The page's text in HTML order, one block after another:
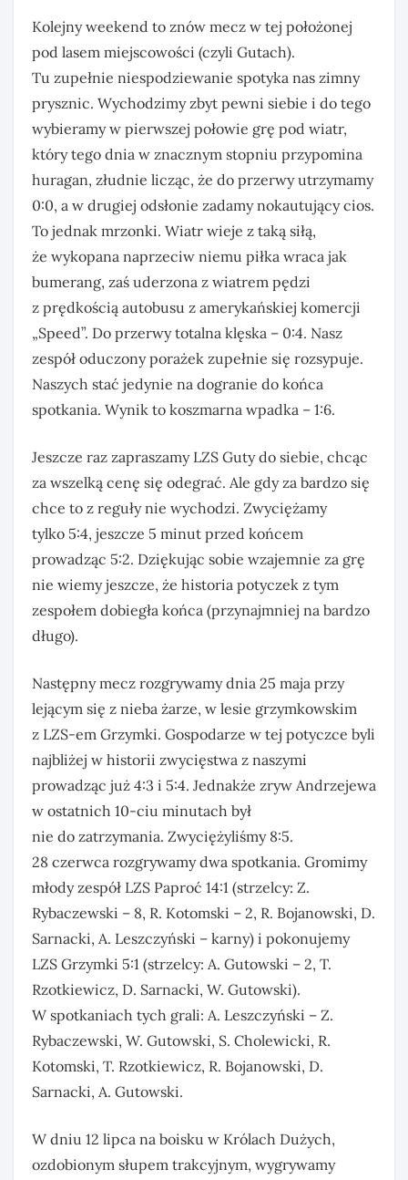
Kolejny weekend to znów mecz w tej położonej
pod lasem miejscowości (czyli Gutach).
Tu zupełnie niespodziewanie spotyka nas zimny
prysznic. Wychodzimy zbyt pewni siebie i do tego
wybieramy w pierwszej połowie grę pod wiatr,
który tego dnia w znacznym stopniu przypomina
huragan, złudnie licząc, że do przerwy utrzymamy
0:0, a w drugiej odsłonie zadamy nokautujący cios.
To jednak mrzonki. Wiatr wieje z taką siłą,
że wykopana naprzeciw niemu piłka wraca jak
bumerang, zaś uderzona z wiatrem pędzi
z prędkością autobusu z amerykańskiej komercji
„Speed”. Do przerwy totalna klęska – 0:4. Nasz
zespół oduczony porażek zupełnie się rozsypuje.
Naszych stać jedynie na dogranie do końca
spotkania. Wynik to koszmarna wpadka – 1:6.
Jeszcze raz zapraszamy LZS Guty do siebie, chcąc
za wszelką cenę się odegrać. Ale gdy za bardzo się
chce to z reguły nie wychodzi. Zwyciężamy
tylko 5:4, jeszcze 5 minut przed końcem
prowadząc 5:2. Dziękując sobie wzajemnie za grę
nie wiemy jeszcze, że historia potyczek z tym
zespołem dobiegła końca (przynajmniej na bardzo
długo).
Następny mecz rozgrywamy dnia 25 maja przy
lejącym się z nieba żarze, w lesie grzymkowskim
z LZS-em Grzymki. Gospodarze w tej potyczce byli
najbliżej w historii zwycięstwa z naszymi
prowadząc już 4:3 i 5:4. Jednakże zryw Andrzejewa
w ostatnich 10-ciu minutach był
nie do zatrzymania. Zwyciężyliśmy 8:5.
28 czerwca rozgrywamy dwa spotkania. Gromimy
młody zespół LZS Paproć 14:1 (strzelcy: Z.
Rybaczewski – 8, R. Kotomski – 2, R. Bojanowski, D.
Sarnacki, A. Leszczyński – karny) i pokonujemy
LZS Grzymki 5:1 (strzelcy: A. Gutowski – 2, T.
Rzotkiewicz, D. Sarnacki, W. Gutowski).
W spotkaniach tych grali: A. Leszczyński – Z.
Rybaczewski, W. Gutowski, S. Cholewicki, R.
Kotomski, T. Rzotkiewicz, R. Bojanowski, D.
Sarnacki, A. Gutowski.
W dniu 12 lipca na boisku w Królach Dużych,
ozdobionym słupem trakcyjnym, wygrywamy